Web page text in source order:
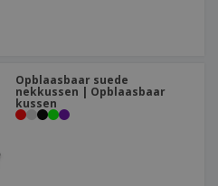
Opblaasbaar suede
nekkussen | Opblaasbaar
kussen